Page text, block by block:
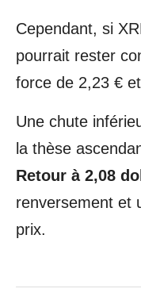
Cependant, si
pourrait rester
force de 2,23 €
Une chute
la thèse
Retour à 2,08
renversement et
prix.